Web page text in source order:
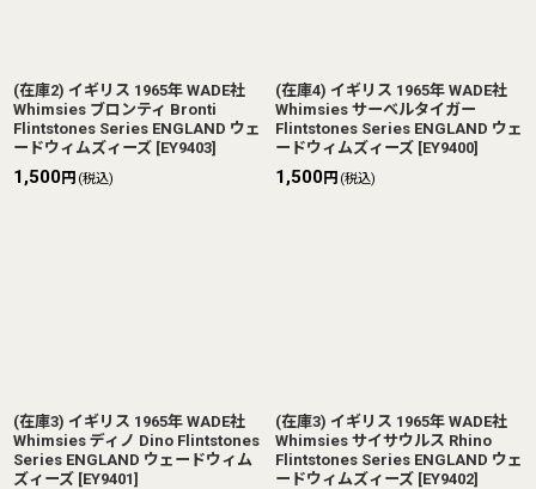
(在庫2) イギリス 1965年 WADE社
Whimsies ブロンティ Bronti
Flintstones Series ENGLAND ウェ
ードウィムズィーズ [EY9403]
1,500円 (税込)
(在庫4) イギリス 1965年 WADE社
Whimsies サーベルタイガー
Flintstones Series ENGLAND ウェ
ードウィムズィーズ [EY9400]
1,500円 (税込)
(在庫3) イギリス 1965年 WADE社
Whimsies ディノ Dino Flintstones
Series ENGLAND ウェードウィム
ズィーズ [EY9401]
(在庫3) イギリス 1965年 WADE社
Whimsies サイサウルス Rhino
Flintstones Series ENGLAND ウェ
ードウィムズィーズ [EY9402]